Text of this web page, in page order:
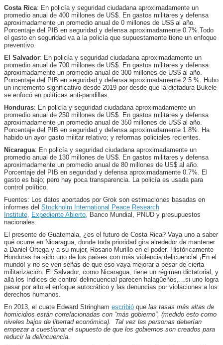
Costa Rica: En policía y seguridad ciudadana aproximadamente un
promedio anual de 400 millones de US$. En gastos militares y defensa
aproximadamente un promedio anual de 0 millones de US$ al año.
Porcentaje del PIB en seguridad y defensa aproximadamente 0.7%.Todo
el gasto en seguridad va a la policía que supuestamente tiene un enfoque
preventivo.
El Salvador: En policía y seguridad ciudadana aproximadamente un
promedio anual de 700 millones de US$. En gastos militares y defensa
aproximadamente un promedio anual de 300 millones de US$ al año.
Porcentaje del PIB en seguridad y defensa aproximadamente 2.5 %. Hubo
un incremento significativo desde 2019 por desde que la dictadura Bukele
se enfocó en políticas anti-pandillas.
Honduras: En policía y seguridad ciudadana aproximadamente un
promedio anual de 250 millones de US$. En gastos militares y defensa
aproximadamente un promedio anual de 350 millones de US$ al año.
Porcentaje del PIB en seguridad y defensa aproximadamente 1.8%. Ha
habido un ayor gasto militar relativo; y reformas policiales recientes.
Nicaragua: En policía y seguridad ciudadana aproximadamente un
promedio anual de 130 millones de US$. En gastos militares y defensa
aproximadamente un promedio anual de 80 millones de US$ al año.
Porcentaje del PIB en seguridad y defensa aproximadamente 0.7%. El
gasto es bajo; pero hay poca transparencia. La policía es usada para
control político.
Fuentes: Los datos aportados por Grok son estimaciones basadas en
informes del Stockholm International Peace Research
Institute, Expediente Abierto, Banco Mundial, PNUD y presupuestos
nacionales.
El presente de Guatemala, ¿es el futuro de Costa Rica? Vaya uno a saber
qué ocurre en Nicaragua, donde toda prioridad gira alrededor de mantener
a Daniel Ortega y a su mujer, Rosario Murillo en el poder. Históricamente
Honduras ha sido uno de los países con más violencia delicuencial ¡En el
mundo! y no se ven señas de que eso vaya mejorar a pesar de cierta
militarización. El Salvador, como Nicaragua, tiene un régimen dictatorial, y
allá los índices de control delincuencial parecen halagüeños,…si uno logra
pasar por alto el enfoque autocrático y las denuncias por violaciones a los
derechos humanos.
En 2013, el cuate Edward Stringham escribió que las tasas más altas de
homicidios están correlacionadas con “más gobierno”, (medido esto como
niveles bajos de libertad económica). Tal vez las personas deberían
empezar a cuestionar el supuesto de que los gobiernos son creados para
reducir la delincuencia.